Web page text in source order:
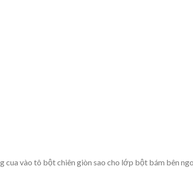
cua vào tô bột chiên giòn sao cho lớp bột bám bên